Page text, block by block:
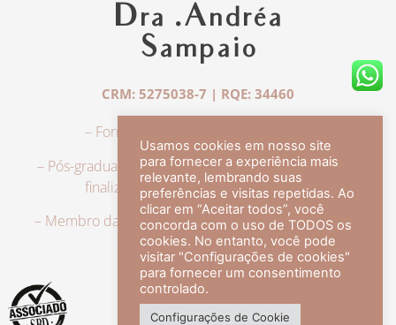
Dra .Andréa
Sampaio
CRM: 5275038-7 | RQE: 34460
– Formação em Medicina pela UFRJ.
– Pós-graduação em Dermatologia pela UFRJ, tendo
finalizado a especialização em 2007.
– Membro da Sociedade Brasileira de Dermatologia,
com título de especialista.
veja mais +
Usamos cookies em nosso site
para fornecer a experiência mais
relevante, lembrando suas
preferências e visitas repetidas. Ao
clicar em “Aceitar todos”, você
concorda com o uso de TODOS os
cookies. No entanto, você pode
visitar "Configurações de cookies"
para fornecer um consentimento
controlado.
Configurações de Cookie